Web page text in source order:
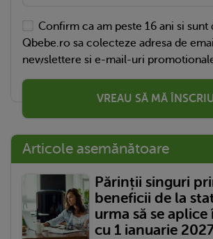
Confirm ca am peste 16 ani si sunt
Qbebe.ro sa colecteze adresa de
newslettere si e-mail-uri
VREAU SĂ MĂ
Articole asemănătoare
Părinții singuri
beneficii de la
urma să se
cu 1 ianuarie